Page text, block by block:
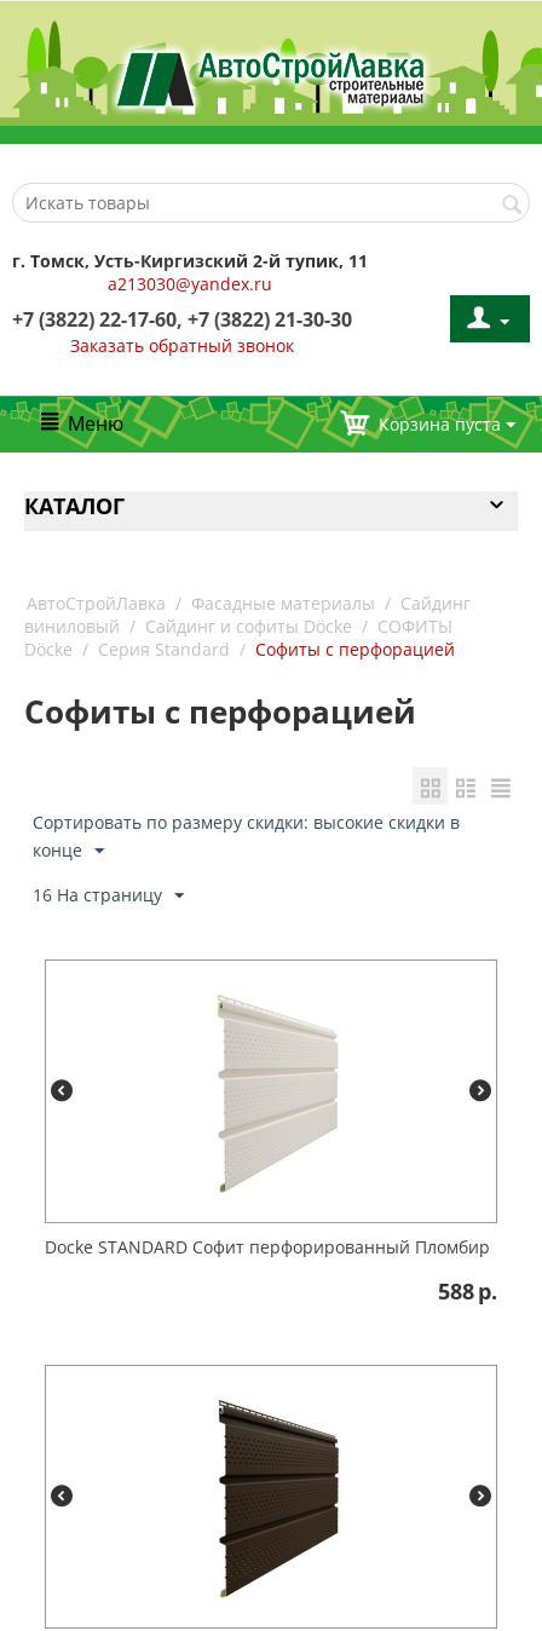
г. Томск, Усть-Киргизский 2-й тупик, 11
a213030@yandex.ru
+7 (3822) 22-17-60, +7 (3822) 21-30-30
Заказать обратный звонок
Меню Корзина пуста
КАТАЛОГ
АвтоСтройЛавка / Фасадные материалы / Сайдинг
виниловый / Сайдинг и софиты Döcke / СОФИТЫ
Döcke / Серия Standard / Софиты с перфорацией
Софиты с перфорацией
Сортировать по размеру скидки: высокие скидки в
конце
16 На страницу
Docke STANDARD Софит перфорированный Пломбир
588р.